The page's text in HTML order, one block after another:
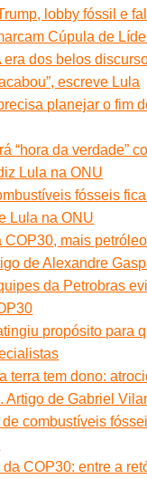
lobby fóssil e
Cúpula de
era dos belos
escreve Lula
planejar o fim
“hora da verdade”
Lula na ONU
fósseis
Lula na ONU
COP30, mais
de Alexandre
da Petrobras
propósito para
terra tem dono:
Artigo de Gabriel
combustíveis
COP30: entre a